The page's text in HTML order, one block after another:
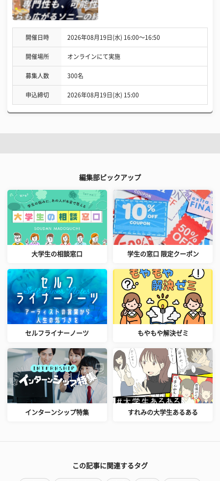
開催日時 2026年08月19日(水) 16:00〜16:50
開催場所 オンラインにて実施
募集人数 300名
申込締切 2026年08月19日(水) 15:00
編集部ピックアップ
大学生の相談窓口 学生の窓口 限定クーポン
セルフライナーノーツ もやもや解決ゼミ
インターンシップ特集 すれみの大学生あるある
この記事に関連するタグ